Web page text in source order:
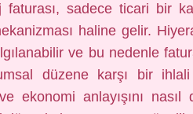
faturası, sadece ticari bir
haline gelir.
ve bu nedenle
düzene karşı bir
ekonomi anlayışını